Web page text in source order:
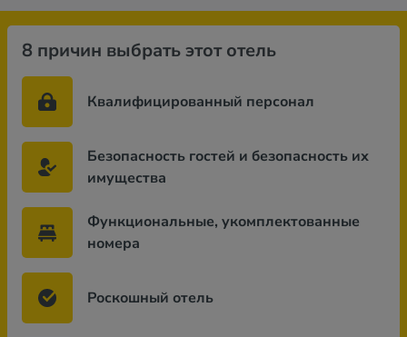
8 причин выбрать этот отель
Квалифицированный персонал
Безопасность гостей и безопасность их
имущества
Функциональные, укомплектованные
номера
Роскошный отель